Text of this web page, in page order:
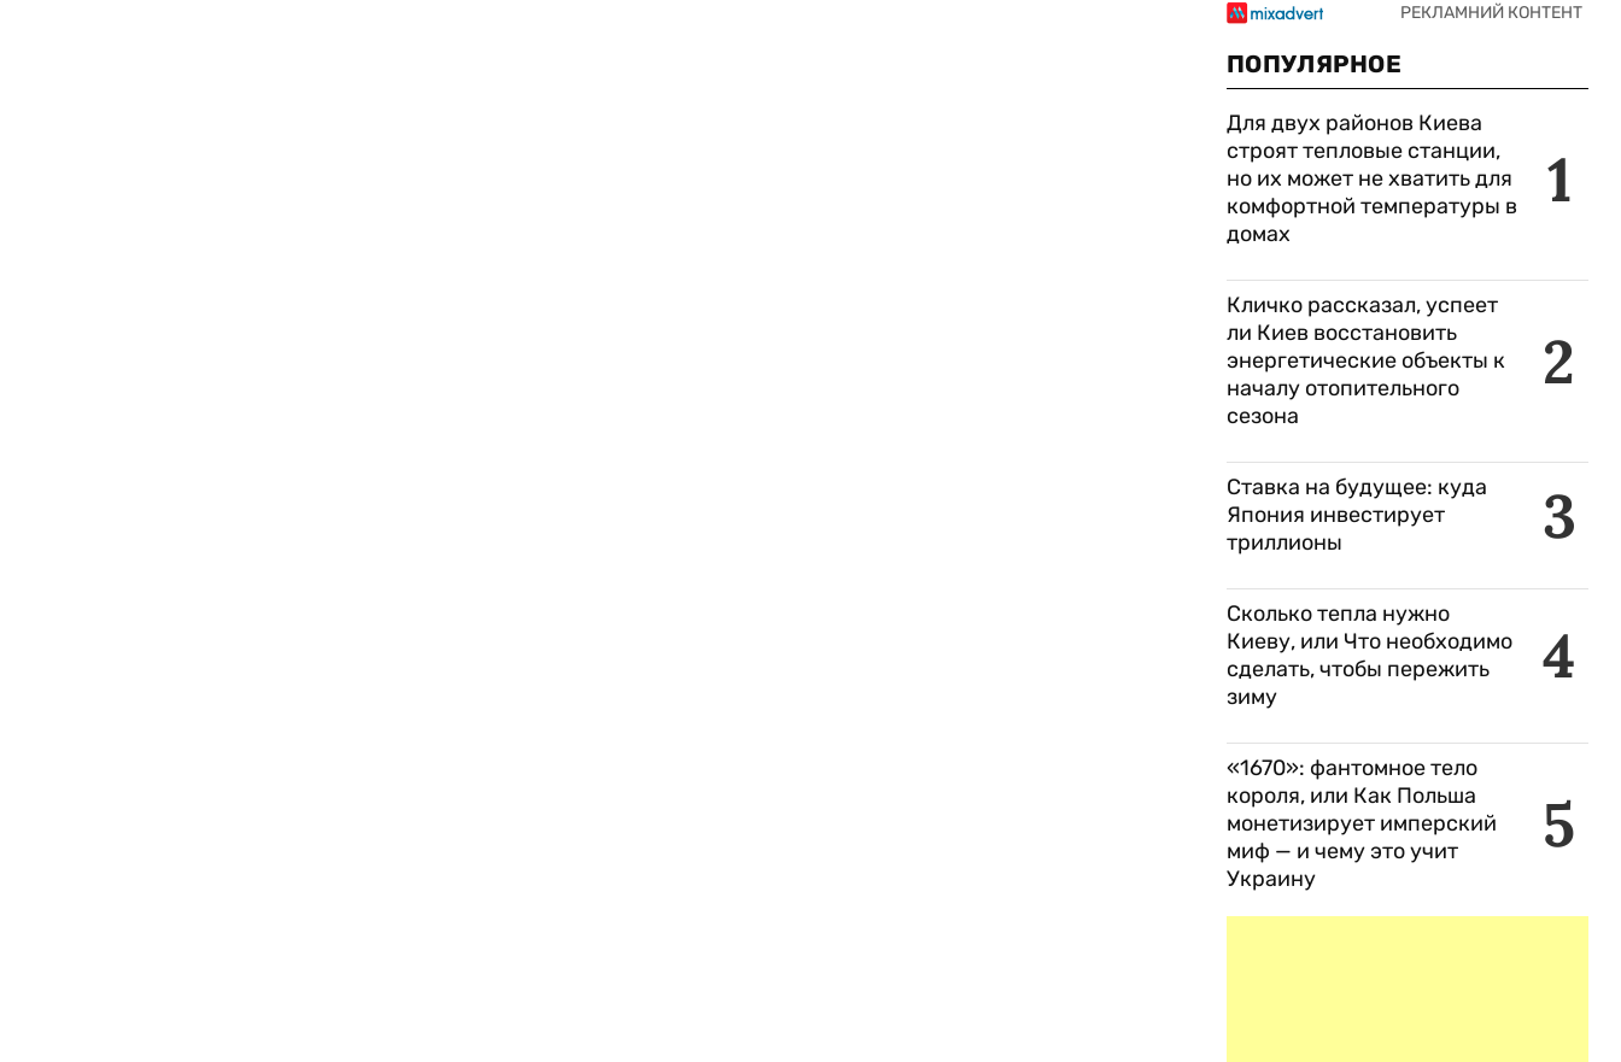
ПОПУЛЯРНОЕ
1
Для двух районов Киева
строят тепловые станции,
но их может не хватить для
комфортной температуры в
домах
2
Кличко рассказал, успеет
ли Киев восстановить
энергетические объекты к
началу отопительного
сезона
3
Ставка на будущее: куда
Япония инвестирует
триллионы
4
Сколько тепла нужно
Киеву, или Что необходимо
сделать, чтобы пережить
зиму
5
«1670»: фантомное тело
короля, или Как Польша
монетизирует имперский
миф — и чему это учит
Украину